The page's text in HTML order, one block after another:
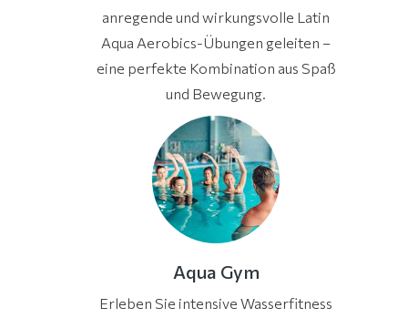
anregende und wirkungsvolle Latin
Aqua Aerobics-Übungen geleiten –
eine perfekte Kombination aus Spaß
und Bewegung.
Aqua Gym
Erleben Sie intensive Wasserfitness